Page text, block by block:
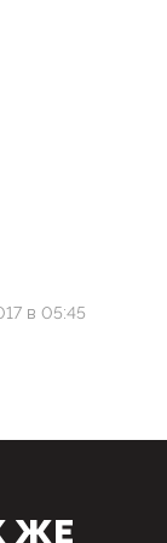
в 05:45
ЖЕ